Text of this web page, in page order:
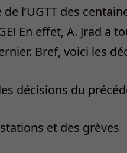
l’UGTT des
En effet, A. Jrad a
Bref, voici les
décisions du
et des grèves